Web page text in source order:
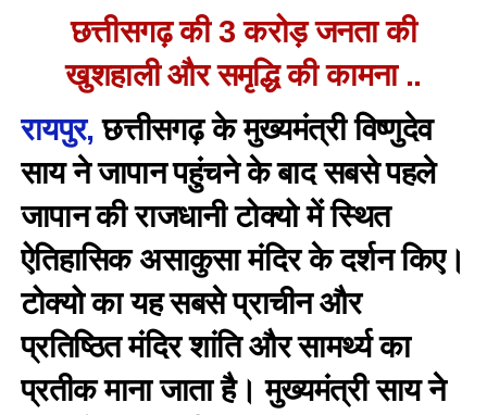
छत्तीसगढ़ की 3 करोड़ जनता की
खुशहाली और समृद्धि की कामना ..
रायपुर, छत्तीसगढ़ के मुख्यमंत्री विष्णुदेव
साय ने जापान पहुंचने के बाद सबसे पहले
जापान की राजधानी टोक्यो में स्थित
ऐतिहासिक असाकुसा मंदिर के दर्शन किए।
टोक्यो का यह सबसे प्राचीन और
प्रतिष्ठित मंदिर शांति और सामर्थ्य का
प्रतीक माना जाता है। मुख्यमंत्री साय ने